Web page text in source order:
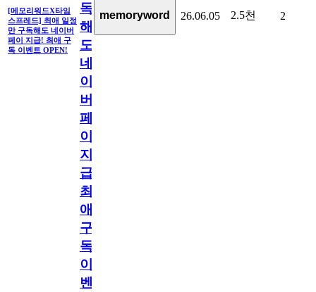
[메모리워드X타임
스프레드] 최애 일정
만 구독해도 네이버
페이 지급! 최애 구
독 이벤트 OPEN!
독
해
도
네
이
버
페
이
지
급!
최
애
구
독
이
벤
memoryword 26.06.05 2.5천 2